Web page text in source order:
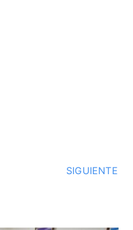
SIGUIENTE